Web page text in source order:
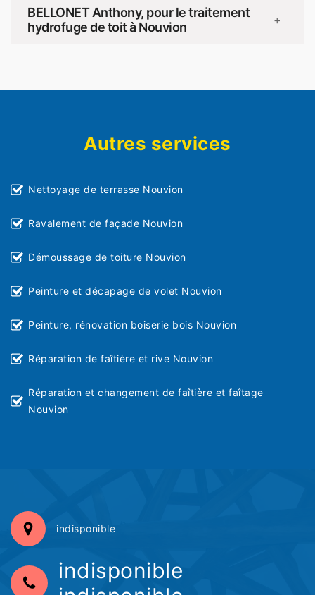
BELLONET Anthony, pour le traitement
hydrofuge de toit à Nouvion
+
Autres services
Nettoyage de terrasse Nouvion
Ravalement de façade Nouvion
Démoussage de toiture Nouvion
Peinture et décapage de volet Nouvion
Peinture, rénovation boiserie bois Nouvion
Réparation de faîtière et rive Nouvion
Réparation et changement de faîtière et faîtage
Nouvion
indisponible
indisponible